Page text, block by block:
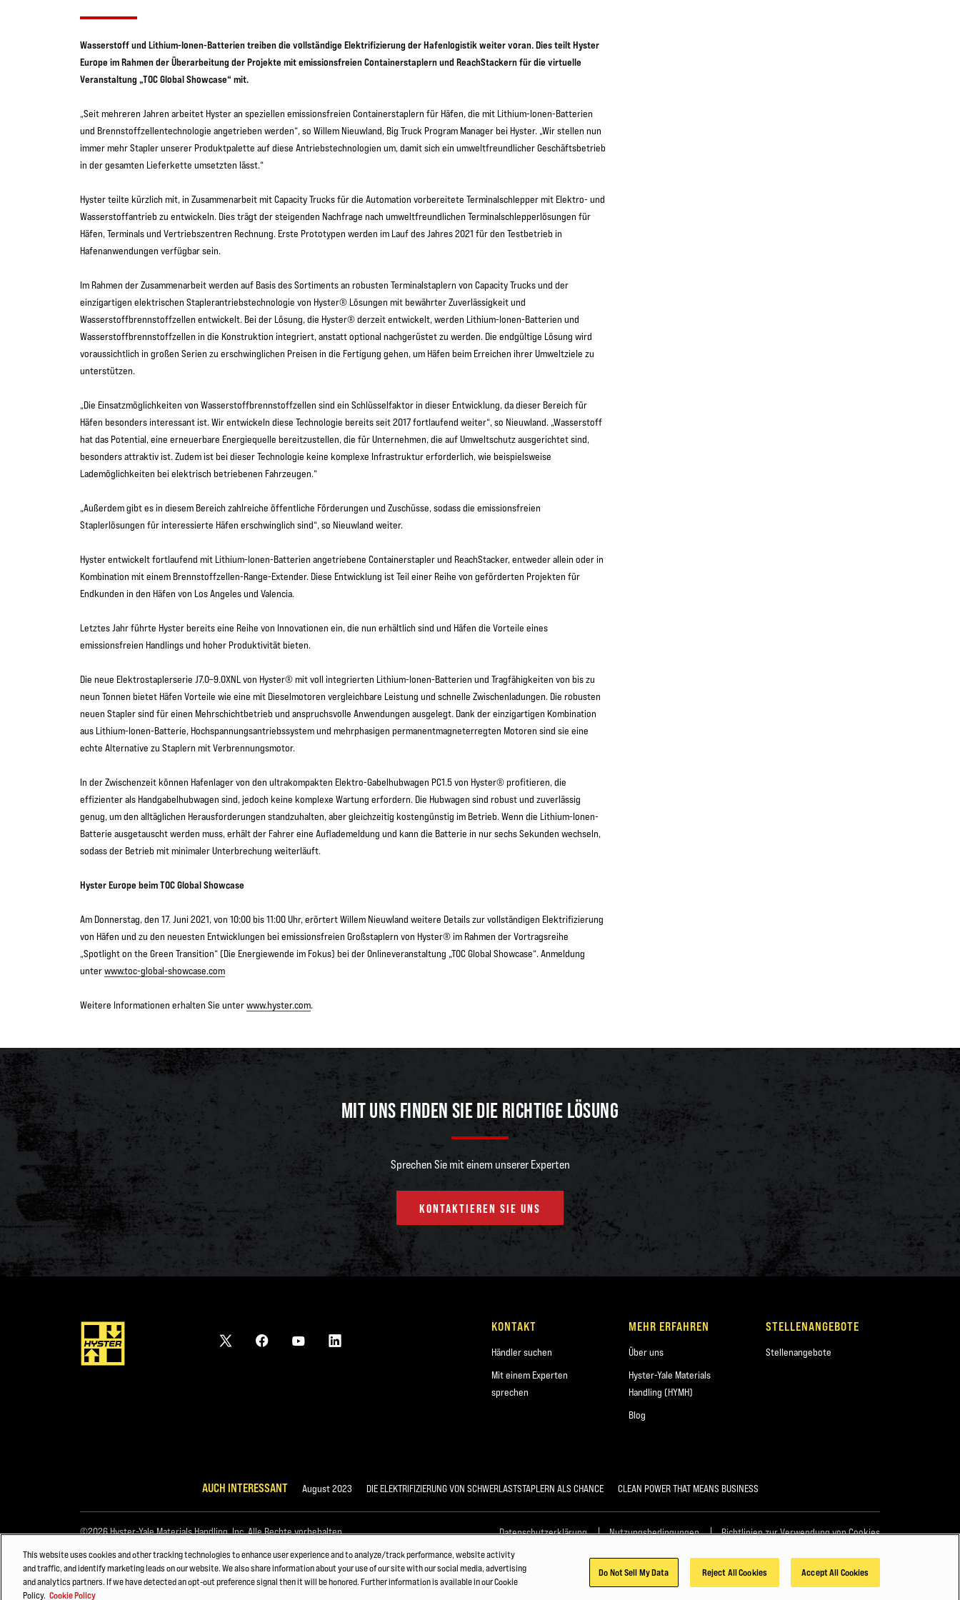
Wasserstoff und Lithium-Ionen-Batterien treiben die vollständige Elektrifizierung der Hafenlogistik weiter voran. Dies teilt Hyster
Europe im Rahmen der Überarbeitung der Projekte mit emissionsfreien Containerstaplern und ReachStackern für die virtuelle
Veranstaltung „TOC Global Showcase“ mit.
„Seit mehreren Jahren arbeitet Hyster an speziellen emissionsfreien Containerstaplern für Häfen, die mit Lithium-Ionen-Batterien
und Brennstoffzellentechnologie angetrieben werden“, so Willem Nieuwland, Big Truck Program Manager bei Hyster. „Wir stellen nun
immer mehr Stapler unserer Produktpalette auf diese Antriebstechnologien um, damit sich ein umweltfreundlicher Geschäftsbetrieb
in der gesamten Lieferkette umsetzten lässt.“
Hyster teilte kürzlich mit, in Zusammenarbeit mit Capacity Trucks für die Automation vorbereitete Terminalschlepper mit Elektro- und
Wasserstoffantrieb zu entwickeln. Dies trägt der steigenden Nachfrage nach umweltfreundlichen Terminalschlepperlösungen für
Häfen, Terminals und Vertriebszentren Rechnung. Erste Prototypen werden im Lauf des Jahres 2021 für den Testbetrieb in
Hafenanwendungen verfügbar sein.
Im Rahmen der Zusammenarbeit werden auf Basis des Sortiments an robusten Terminalstaplern von Capacity Trucks und der
einzigartigen elektrischen Staplerantriebstechnologie von Hyster® Lösungen mit bewährter Zuverlässigkeit und
Wasserstoffbrennstoffzellen entwickelt. Bei der Lösung, die Hyster® derzeit entwickelt, werden Lithium-Ionen-Batterien und
Wasserstoffbrennstoffzellen in die Konstruktion integriert, anstatt optional nachgerüstet zu werden. Die endgültige Lösung wird
voraussichtlich in großen Serien zu erschwinglichen Preisen in die Fertigung gehen, um Häfen beim Erreichen ihrer Umweltziele zu
unterstützen.
„Die Einsatzmöglichkeiten von Wasserstoffbrennstoffzellen sind ein Schlüsselfaktor in dieser Entwicklung, da dieser Bereich für
Häfen besonders interessant ist. Wir entwickeln diese Technologie bereits seit 2017 fortlaufend weiter“, so Nieuwland. „Wasserstoff
hat das Potential, eine erneuerbare Energiequelle bereitzustellen, die für Unternehmen, die auf Umweltschutz ausgerichtet sind,
besonders attraktiv ist. Zudem ist bei dieser Technologie keine komplexe Infrastruktur erforderlich, wie beispielsweise
Lademöglichkeiten bei elektrisch betriebenen Fahrzeugen.“
„Außerdem gibt es in diesem Bereich zahlreiche öffentliche Förderungen und Zuschüsse, sodass die emissionsfreien
Staplerlösungen für interessierte Häfen erschwinglich sind“, so Nieuwland weiter.
Hyster entwickelt fortlaufend mit Lithium-Ionen-Batterien angetriebene Containerstapler und ReachStacker, entweder allein oder in
Kombination mit einem Brennstoffzellen-Range-Extender. Diese Entwicklung ist Teil einer Reihe von geförderten Projekten für
Endkunden in den Häfen von Los Angeles und Valencia.
Letztes Jahr führte Hyster bereits eine Reihe von Innovationen ein, die nun erhältlich sind und Häfen die Vorteile eines
emissionsfreien Handlings und hoher Produktivität bieten.
Die neue Elektrostaplerserie J7.0–9.0XNL von Hyster® mit voll integrierten Lithium-Ionen-Batterien und Tragfähigkeiten von bis zu
neun Tonnen bietet Häfen Vorteile wie eine mit Dieselmotoren vergleichbare Leistung und schnelle Zwischenladungen. Die robusten
neuen Stapler sind für einen Mehrschichtbetrieb und anspruchsvolle Anwendungen ausgelegt. Dank der einzigartigen Kombination
aus Lithium-Ionen-Batterie, Hochspannungsantriebssystem und mehrphasigen permanentmagneterregten Motoren sind sie eine
echte Alternative zu Staplern mit Verbrennungsmotor.
In der Zwischenzeit können Hafenlager von den ultrakompakten Elektro-Gabelhubwagen PC1.5 von Hyster® profitieren, die
effizienter als Handgabelhubwagen sind, jedoch keine komplexe Wartung erfordern. Die Hubwagen sind robust und zuverlässig
genug, um den alltäglichen Herausforderungen standzuhalten, aber gleichzeitig kostengünstig im Betrieb. Wenn die Lithium-Ionen-
Batterie ausgetauscht werden muss, erhält der Fahrer eine Auflademeldung und kann die Batterie in nur sechs Sekunden wechseln,
sodass der Betrieb mit minimaler Unterbrechung weiterläuft.
Hyster Europe beim TOC Global Showcase
Am Donnerstag, den 17. Juni 2021, von 10:00 bis 11:00 Uhr, erörtert Willem Nieuwland weitere Details zur vollständigen Elektrifizierung
von Häfen und zu den neuesten Entwicklungen bei emissionsfreien Großstaplern von Hyster® im Rahmen der Vortragsreihe
„Spotlight on the Green Transition“ (Die Energiewende im Fokus) bei der Onlineveranstaltung „TOC Global Showcase“. Anmeldung
unterwww.toc-global-showcase.com
Weitere Informationen erhalten Sie unterwww.hyster.com.
MIT UNS FINDEN SIE DIE RICHTIGE LÖSUNG
Sprechen Sie mit einem unserer Experten
KONTAKTIEREN SIE UNS
KONTAKT
Händler suchen
Mit einem Experten
sprechen
MEHR ERFAHREN
Über uns
Hyster-Yale Materials
Handling (HYMH)
Blog
STELLENANGEBOTE
Stellenangebote
AUCH INTERESSANT August 2023 DIE ELEKTRIFIZIERUNG VON SCHWERLASTSTAPLERN ALS CHANCE CLEAN POWER THAT MEANS BUSINESS
©2026 Hyster-Yale Materials Handling, Inc. Alle Rechte vorbehalten. Datenschutzerklärung Nutzungsbedingungen
Richtlinien zur Verwendung von Cookies
This website uses cookies and other tracking technologies to enhance user experience and to analyze/track performance, website activity
and traffic, and identify marketing leads on our website. We also share information about your use of our site with our social media, advertising
and analytics partners. If we have detected an opt-out preference signal then it will be honored. Further information is available in our Cookie
Policy. Cookie Policy
Do Not Sell My Data Reject All Cookies Accept All Cookies